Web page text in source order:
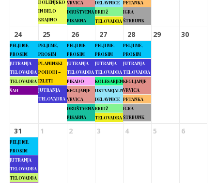
DOLENJSKO
IN BELO
KRAJINO
VRVICA
DRUŠTVENA
PISARNA
DELAVNICE
BRIDŽ
TELOVADBA
PETANKA
IGRA
ŠTRBUNK
24
PELJI ME,
PROSIM
JUTRANJA
TELOVADBA
TELOVADBA
ŠAH
25
PELJI ME,
PROSIM
PLANINSKI
POHODI –
IZLETI
JUTRANJA
TELOVADBA
26
PELJI ME,
PROSIM
JUTRANJA
TELOVADBA
PIKADO
KEGLJANJE
VRVICA
DRUŠTVENA
PISARNA
27
PELJI ME,
PROSIM
JUTRANJA
TELOVADBA
KOLESARJENJE
USTVARJALNE
DELAVNICE
BRIDŽ
TELOVADBA
28
PELJI ME,
PROSIM
JUTRANJA
TELOVADBA
KEGLJANJE
VRVICA
PETANKA
IGRA
ŠTRBUNK
29 30
31
PELJI ME,
PROSIM
JUTRANJA
TELOVADBA
TELOVADBA
1 2 3 4 5 6